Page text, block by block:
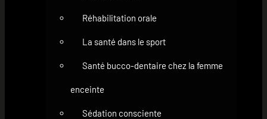
Réhabilitation orale
La santé dans le sport
Santé bucco-dentaire chez la femme
enceinte
Sédation consciente